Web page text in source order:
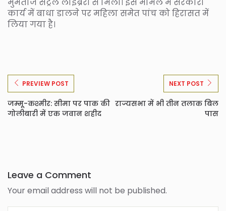
कार्य में बाधा डालने पर महिला समेत पांच को हिरासत में
लिया गया है।
PREVIEW POST
जम्मू-कश्मीर: सीमा पर पाक की
गोलीबारी में एक जवान शहीद
NEXT POST
राज्यसभा में भी तीन तलाक बिल
पास
Leave a Comment
Your email address will not be published.